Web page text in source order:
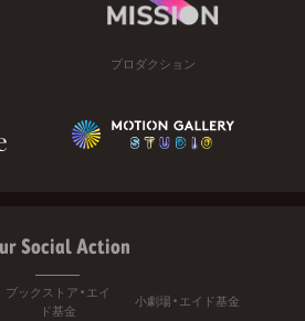
プロダクション
Social Action
ブックストア・エイ
ド基金
小劇場・エイド基金